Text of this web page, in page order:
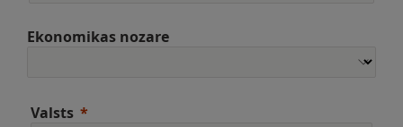
Ekonomikas nozare
Valsts